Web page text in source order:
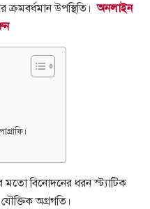
ক্রমবর্ধমান উপস্থিতি। অনলাইন
মতো বিনোদনের ধরন স্ট্যাটিক
অগ্রগতি।